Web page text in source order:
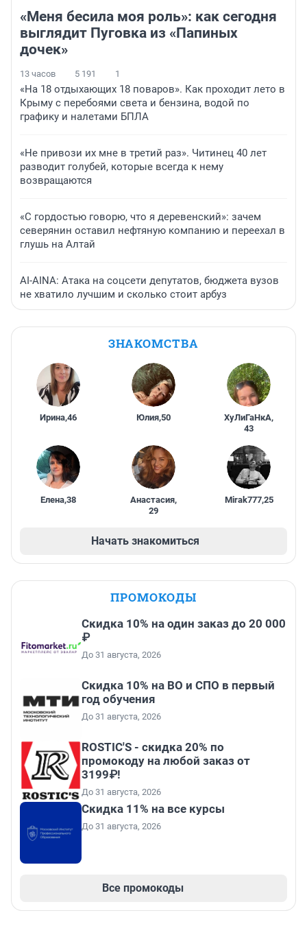
«Меня бесила моя роль»: как сегодня
выглядит Пуговка из «Папиных
дочек»
13 часов 5 191 1
«На 18 отдыхающих 18 поваров». Как проходит лето в
Крыму с перебоями света и бензина, водой по
графику и налетами БПЛА
«Не привози их мне в третий раз». Читинец 40 лет
разводит голубей, которые всегда к нему
возвращаются
«С гордостью говорю, что я деревенский»: зачем
северянин оставил нефтяную компанию и переехал в
глушь на Алтай
AI-AINA: Атака на соцсети депутатов, бюджета вузов
не хватило лучшим и сколько стоит арбуз
ЗНАКОМСТВА
Ирина,46 Юлия,50 ХуЛиГаНкА,
43
Елена,38 Анастасия,
29
Mirak777,25
Начать знакомиться
ПРОМОКОДЫ
Скидка 10% на один заказ до 20 000
₽
До 31 августа, 2026
Скидка 10% на ВО и СПО в первый
год обучения
До 31 августа, 2026
ROSTIC'S - скидка 20% по
промокоду на любой заказ от
3199₽!
До 31 августа, 2026
Скидка 11% на все курсы
До 31 августа, 2026
Все промокоды